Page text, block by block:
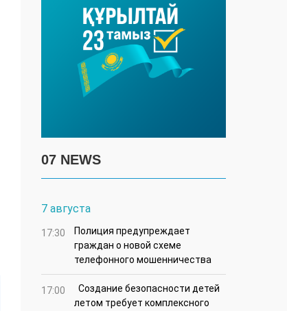
07 NEWS
7 августа
17:30
Полиция предупреждает
граждан о новой схеме
телефонного мошенничества
17:00
Создание безопасности детей
летом требует комплексного